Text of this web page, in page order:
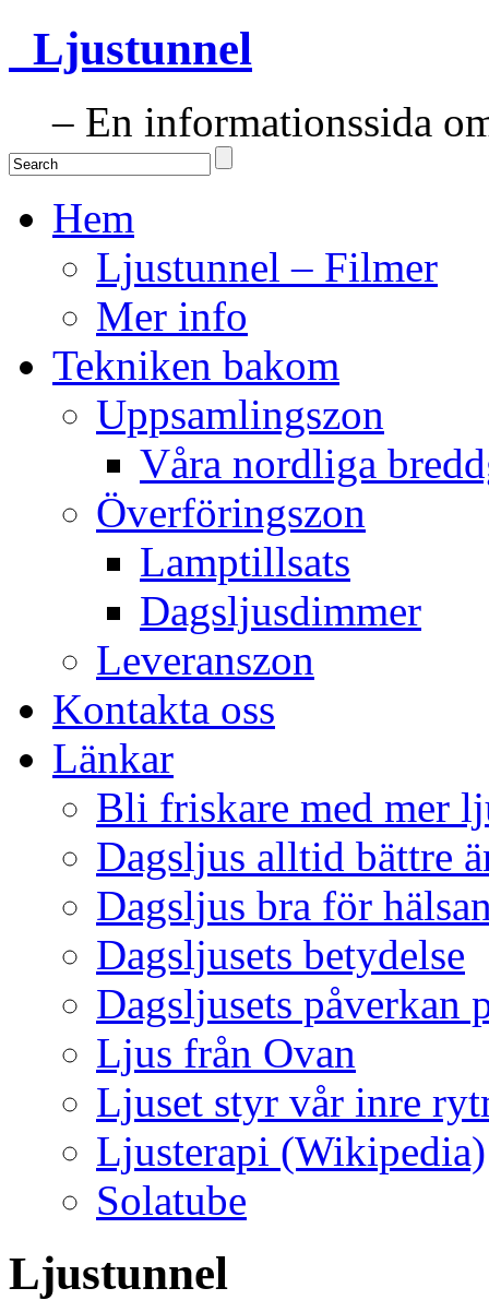
Ljustunnel
– En informationssida
Hem
Ljustunnel – Filmer
Mer info
Tekniken bakom
Uppsamlingszon
Våra nordliga
Överföringszon
Lamptillsats
Dagsljusdimmer
Leveranszon
Kontakta oss
Länkar
Bli friskare med mer
Dagsljus alltid bättre
Dagsljus bra för
Dagsljusets betydelse
Dagsljusets påverkan
Ljus från Ovan
Ljuset styr vår inre
Ljusterapi (Wikipedia)
Solatube
Ljustunnel